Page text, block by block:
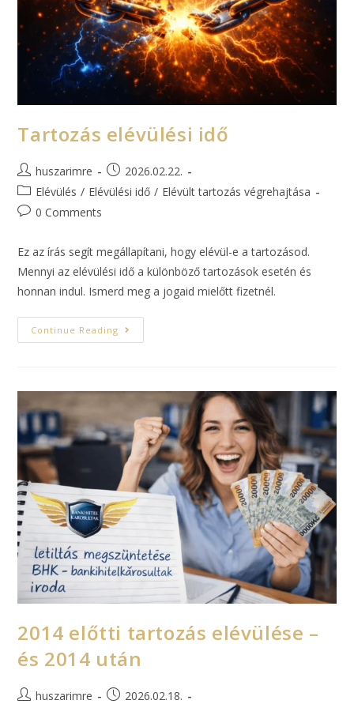
Tartozás elévülési idő
huszarimre
2026.02.22.
Elévülés / Elévülési idő / Elévült tartozás végrehajtása
0 Comments
Ez az írás segít megállapítani, hogy elévül-e a tartozásod.
Mennyi az elévülési idő a különböző tartozások esetén és
honnan indul. Ismerd meg a jogaid mielőtt fizetnél.
Continue Reading
2014 előtti tartozás elévülése –
és 2014 után
huszarimre
2026.02.18.